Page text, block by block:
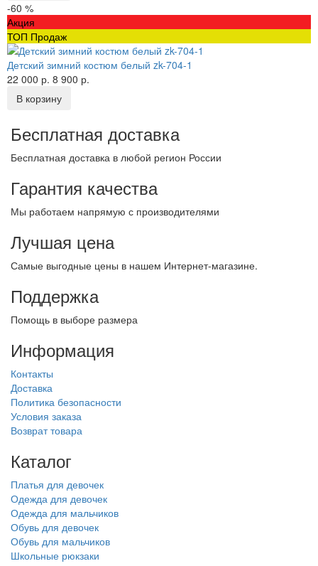
-60 %
Акция
ТОП Продаж
Детский зимний костюм белый zk-704-1
22 000 р. 8 900 р.
В корзину
Бесплатная доставка
Бесплатная доставка в любой регион России
Гарантия качества
Мы работаем напрямую с производителями
Лучшая цена
Самые выгодные цены в нашем Интернет-магазине.
Поддержка
Помощь в выборе размера
Информация
Контакты
Доставка
Политика безопасности
Условия заказа
Возврат товара
Каталог
Платья для девочек
Одежда для девочек
Одежда для мальчиков
Обувь для девочек
Обувь для мальчиков
Школьные рюкзаки